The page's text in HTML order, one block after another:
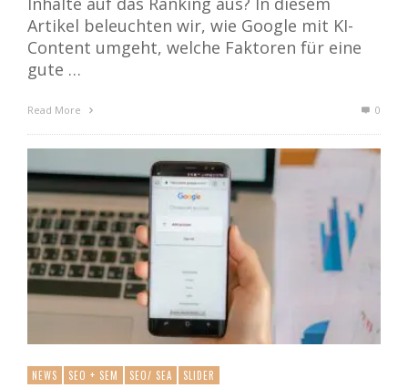
Artikel beleuchten wir, wie Google mit KI-
Content umgeht, welche Faktoren für eine
gute …
Read More 0
NEWS SEO + SEM SEO/ SEA SLIDER